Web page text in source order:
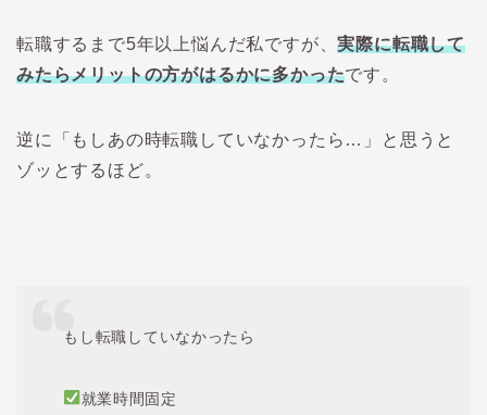
転職するまで5年以上悩んだ私ですが、実際に転職して
みたらメリットの方がはるかに多かったです。
逆に「もしあの時転職していなかったら…」と思うと
ゾッとするほど。
もし転職していなかったら
就業時間固定